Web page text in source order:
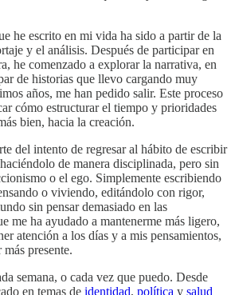
he escrito en mi vida ha sido a partir de la
y el análisis. Después de participar en
he comenzado a explorar la narrativa, en
de historias que llevo cargando muy
años, me han pedido salir. Este proceso
cómo estructurar el tiempo y prioridades
bien, hacia la creación.
del intento de regresar al hábito de escribir
de manera disciplinada, pero sin
o el ego. Simplemente escribiendo
o viviendo, editándolo con rigor,
sin pensar demasiado en las
me ha ayudado a mantenerme más ligero,
atención a los días y a mis pensamientos,
presente.
semana, o cada vez que puedo. Desde
en temas de identidad, política y salud